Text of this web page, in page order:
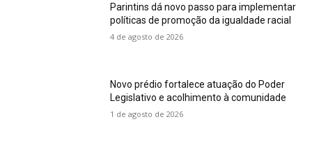
Parintins dá novo passo para implementar
políticas de promoção da igualdade racial
4 de agosto de 2026
Novo prédio fortalece atuação do Poder
Legislativo e acolhimento à comunidade
1 de agosto de 2026